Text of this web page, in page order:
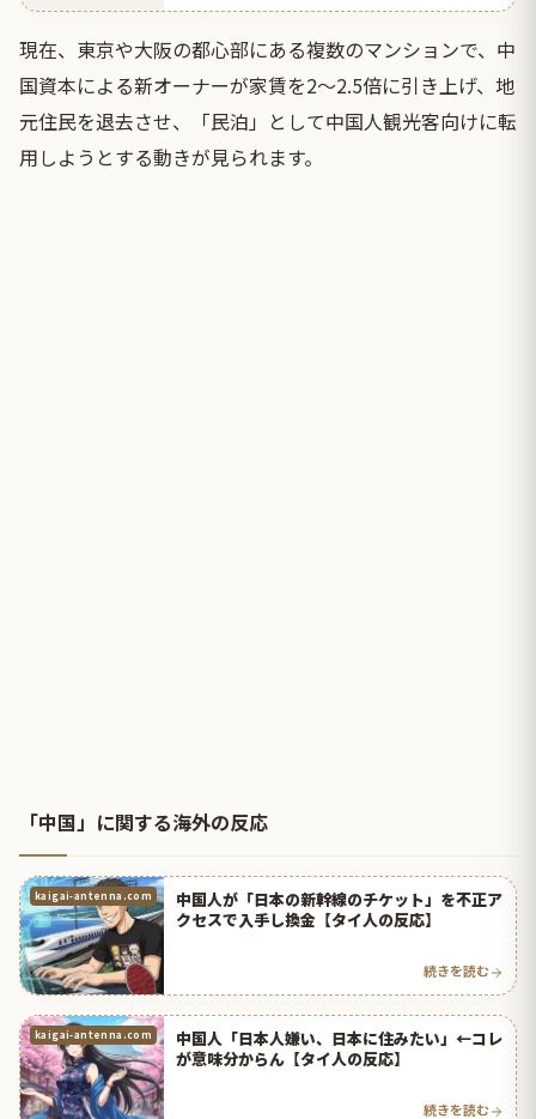
現在、東京や大阪の都心部にある複数のマンションで、中
国資本による新オーナーが家賃を2〜2.5倍に引き上げ、地
元住民を退去させ、「民泊」として中国人観光客向けに転
用しようとする動きが見られます。⠀
「中国」に関する海外の反応
kaigai-antenna.com
中国人が「日本の新幹線のチケット」を不正ア
クセスで入手し換金【タイ人の反応】
続きを読む
kaigai-antenna.com
中国人「日本人嫌い、日本に住みたい」←コレ
が意味分からん【タイ人の反応】
続きを読む